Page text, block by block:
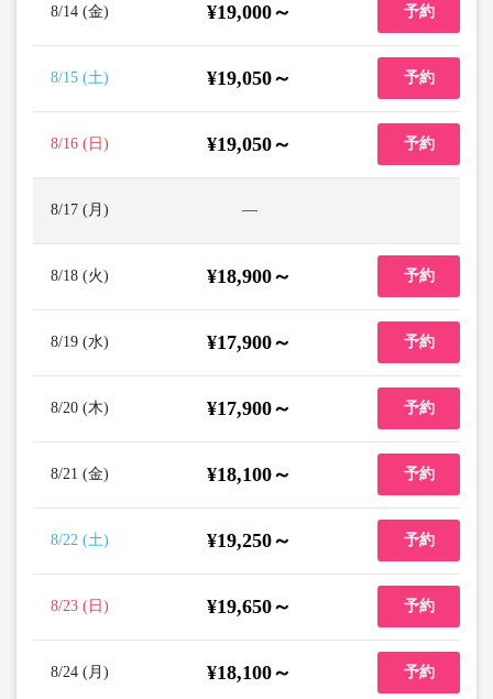
8/14 (金) ¥19,000～ 予約
8/15 (土) ¥19,050～ 予約
8/16 (日) ¥19,050～ 予約
8/17 (月) ―
8/18 (火) ¥18,900～ 予約
8/19 (水) ¥17,900～ 予約
8/20 (木) ¥17,900～ 予約
8/21 (金) ¥18,100～ 予約
8/22 (土) ¥19,250～ 予約
8/23 (日) ¥19,650～ 予約
8/24 (月) ¥18,100～ 予約